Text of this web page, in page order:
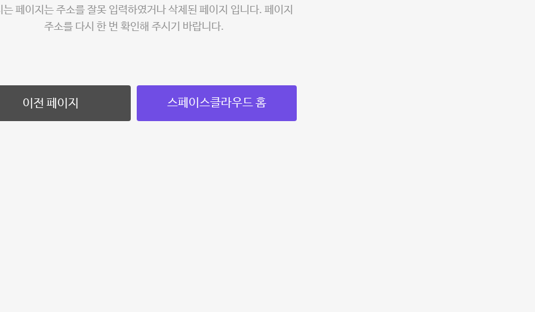
는 페이지는 주소를 잘못 입력하였거나 삭제된 페이지 입니다. 페이지
주소를 다시 한 번 확인해 주시기 바랍니다.
이전 페이지 스페이스클라우드 홈